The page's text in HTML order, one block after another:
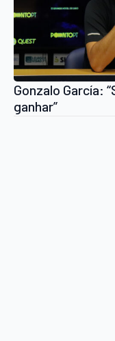
Gonzalo García:
ganhar”